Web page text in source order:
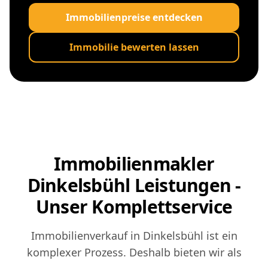
Immobilienpreise entdecken
Immobilie bewerten lassen
Immobilienmakler
Dinkelsbühl Leistungen -
Unser Komplettservice
Immobilienverkauf in Dinkelsbühl ist ein
komplexer Prozess. Deshalb bieten wir als